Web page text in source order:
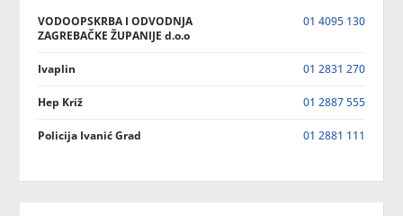
VODOOPSKRBA I ODVODNJA
ZAGREBAČKE ŽUPANIJE d.o.o
01 4095 130
Ivaplin 01 2831 270
Hep Križ 01 2887 555
Policija Ivanić Grad 01 2881 111